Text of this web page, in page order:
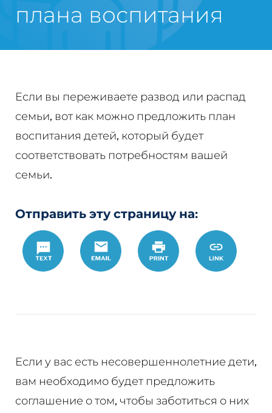
плана воспитания
Если вы переживаете развод или распад
семьи, вот как можно предложить план
воспитания детей, который будет
соответствовать потребностям вашей
семьи.
Отправить эту страницу на:
Text
Email Печать
https://
Link
Если у вас есть несовершеннолетние дети,
вам необходимо будет предложить
соглашение о том, чтобы заботиться о них